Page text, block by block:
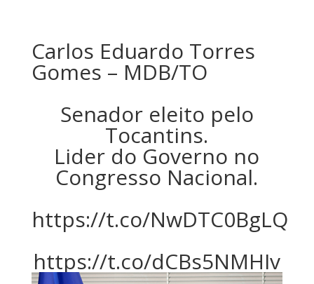
Carlos Eduardo Torres
Gomes – MDB/TO
Senador eleito pelo
Tocantins.
Lider do Governo no
Congresso Nacional.
https://t.co/NwDTC0BgLQ
https://t.co/dCBs5NMHIv